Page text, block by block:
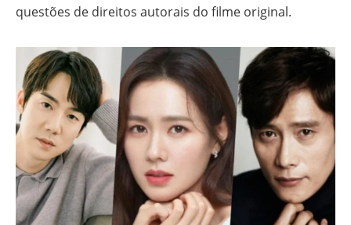
questões de direitos autorais do filme original.